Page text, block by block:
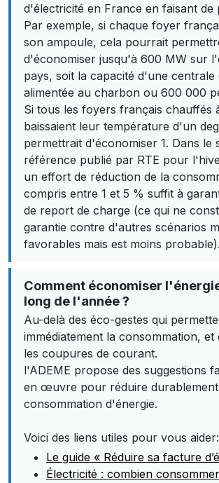
d'électricité en France en faisant de
Par exemple, si chaque foyer
son ampoule, cela pourrait
d'économiser jusqu'à 600 MW sur
pays, soit la capacité d'une centrale
alimentée au charbon ou 600 000
Si tous les foyers français chauffés
baissaient leur température d'un
permettrait d'économiser 1. Dans le
référence publié par RTE pour
un effort de réduction de la
compris entre 1 et 5 % suffit à
de report de charge (ce qui ne
garantie contre d'autres scénarios
favorables mais est moins probable).
Comment économiser
long de l'année ?
Au-delà des éco-gestes qui
immédiatement la consommation,
les coupures de courant.
l'ADEME propose des suggestions
en œuvre pour réduire
consommation d'énergie.
Voici des liens utiles pour vous aider:
Le guide « Réduire sa facture
Électricité : combien